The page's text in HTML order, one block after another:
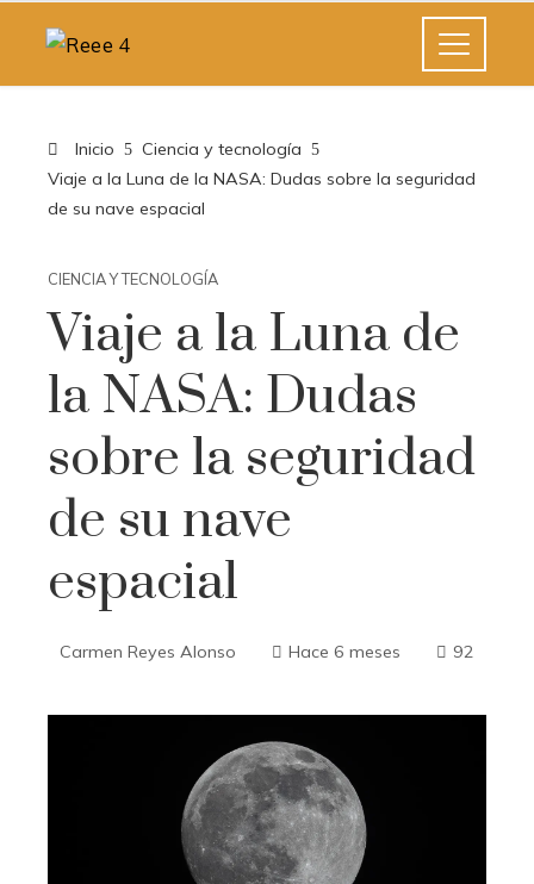
Inicio
Ciencia y tecnología
Viaje a la Luna de la NASA: Dudas sobre la seguridad
de su nave espacial
CIENCIA Y TECNOLOGÍA
Viaje a la Luna de
la NASA: Dudas
sobre la seguridad
de su nave
espacial
Carmen Reyes Alonso Hace 6 meses 92